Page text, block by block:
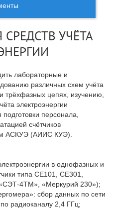
УЧЁТА
лабораторные и
различных схем учёта
трёхфазных цепях, изучению,
электроэнергии
персонала,
счётчиков
АСКУЭ (АИИС КУЭ).
в однофазных и
типа СЕ101, СЕ301,
4ТМ», «Меркурий 230»);
сбор данных по сети
радиоканалу 2,4 ГГц;